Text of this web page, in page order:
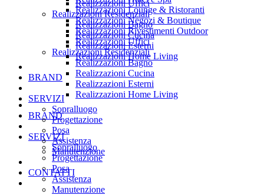
Realizzazioni Lounge & Ristoranti
Realizzazioni Negozi & Boutique
Realizzazioni Rivestimenti Outdoor
Realizzazioni Uffici
Realizzazioni Residenziali
Realizzazioni Bagno
Realizzazioni Cucina
Realizzazioni Esterni
Realizzazioni Home Living
BRAND
SERVIZI
Sopralluogo
Progettazione
Posa
Assistenza
Manutenzione
Realizzazioni Uffici
Realizzazioni Residenziali
Realizzazioni Bagno
Realizzazioni Cucina
Realizzazioni Esterni
Realizzazioni Home Living
BRAND
SERVIZI
Sopralluogo
Progettazione
Posa
Assistenza
Manutenzione
CONTATTI